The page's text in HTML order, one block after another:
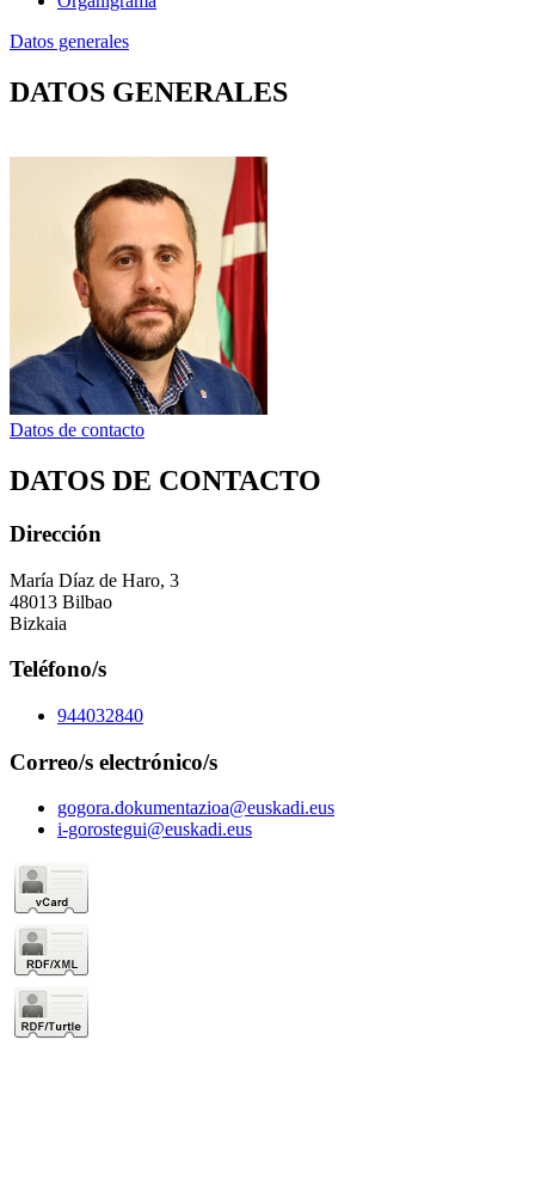
Datos generales
DATOS GENERALES
Datos de contacto
DATOS DE CONTACTO
Dirección
María Díaz de Haro, 3
48013 Bilbao
Bizkaia
Teléfono/s
944032840
Correo/s electrónico/s
gogora.dokumentazioa@euskadi.eus
i-gorostegui@euskadi.eus